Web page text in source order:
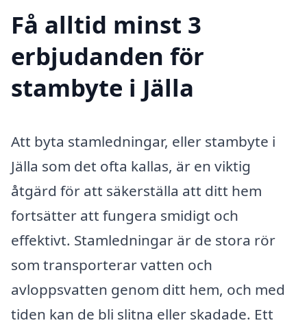
Få alltid minst 3
erbjudanden för
stambyte i Jälla
Att byta stamledningar, eller stambyte i
Jälla som det ofta kallas, är en viktig
åtgärd för att säkerställa att ditt hem
fortsätter att fungera smidigt och
effektivt. Stamledningar är de stora rör
som transporterar vatten och
avloppsvatten genom ditt hem, och med
tiden kan de bli slitna eller skadade. Ett